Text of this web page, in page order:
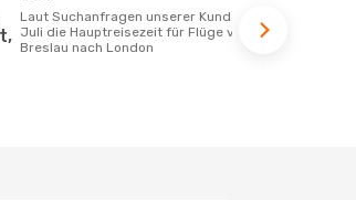
Laut Suchanfragen unserer Kunden ist
Juli die Hauptreisezeit für Flüge von
Breslau nach London